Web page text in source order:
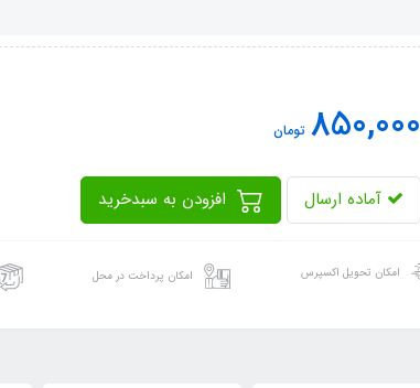
850,000 تومان
آماده ارسال
امکان تحویل اکسپرس امکان پرداخت در محل